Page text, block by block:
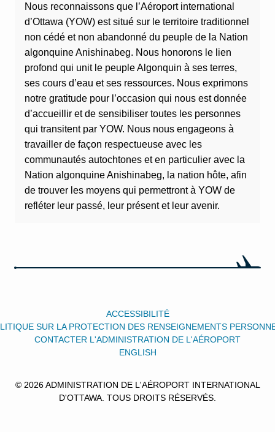
Nous reconnaissons que l’Aéroport international
d’Ottawa (YOW) est situé sur le territoire traditionnel
non cédé et non abandonné du peuple de la Nation
algonquine Anishinabeg. Nous honorons le lien
profond qui unit le peuple Algonquin à ses terres,
ses cours d’eau et ses ressources. Nous exprimons
notre gratitude pour l’occasion qui nous est donnée
d’accueillir et de sensibiliser toutes les personnes
qui transitent par YOW. Nous nous engageons à
travailler de façon respectueuse avec les
communautés autochtones et en particulier avec la
Nation algonquine Anishinabeg, la nation hôte, afin
de trouver les moyens qui permettront à YOW de
refléter leur passé, leur présent et leur avenir.
ACCESSIBILITÉ
SUR LA PROTECTION DES RENSEIGNEMENTS
CONTACTER L'ADMINISTRATION DE L'AÉROPORT
ENGLISH
© 2026 ADMINISTRATION DE L'AÉROPORT INTERNATIONAL
D'OTTAWA. TOUS DROITS RÉSERVÉS.